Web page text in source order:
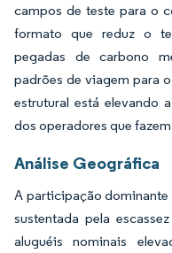
campos de teste para o
formato que reduz o
pegadas de carbono
padrões de viagem para
estrutural está elevando
dos operadores que
Análise Geográfica
A participação dominante
sustentada pela
aluguéis nominais